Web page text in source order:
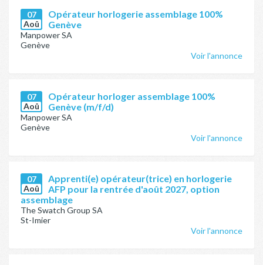
07
Aoû
Opérateur horlogerie assemblage 100%
Genève
Manpower SA
Genève
Voir l'annonce
07
Aoû
Opérateur horloger assemblage 100%
Genève (m/f/d)
Manpower SA
Genève
Voir l'annonce
07
Aoû
Apprenti(e) opérateur(trice) en horlogerie
AFP pour la rentrée d'août 2027, option
assemblage
The Swatch Group SA
St-Imier
Voir l'annonce